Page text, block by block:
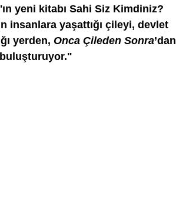
yeni kitabı Sahi Siz Kimdiniz?
insanlara yaşattığı çileyi, devlet
yerden, Onca Çileden Sonra’dan